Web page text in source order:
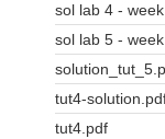
sol lab 4 -
sol lab 5 -
tut4-
tut4.pdf